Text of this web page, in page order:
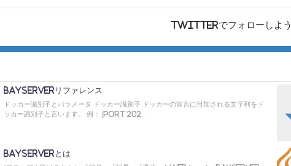
Twitterでフォローしよう
BayServerリファレンス
ドッカー識別子とパラメータ ドッカー識別子 ドッカーの宣言に付加される文字列をド
ッカー識別子と言います。 例： [port 202...
BayServerとは